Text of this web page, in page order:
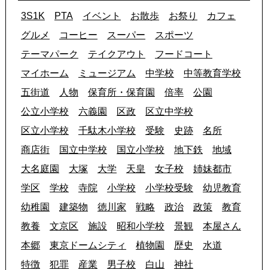
3S1K PTA イベント お散歩 お祭り
カフェ
グルメ
コーヒー スーパー
スポーツ
テーマパーク
テイクアウト
フードコート
マイホーム
ミュージアム 中学校
中等教育学校
五街道
人物 保育所・保育園 倍率
公園
公立小学校
六義園 区政
区立中学校
区立小学校
千駄木小学校 受験 史跡
名所
商店街
国立中学校 国立小学校 地下鉄
地域
大名庭園
大塚 大学 天皇 女子校
姉妹都市
学区
学校 寺院 小学校 小学校受験
幼児教育
幼稚園
建築物 徳川家 戦略 政治 政策
教育
教養
文京区 施設 昭和小学校 景観
本屋さん
本郷
東京ドームシティ 植物園 歴史
水道
特徴
犯罪 産業 男子校 白山
神社